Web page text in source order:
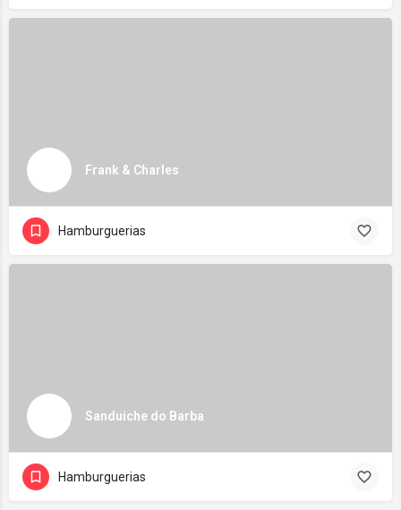
Frank & Charles
Hamburguerias
Sanduiche do Barba
Hamburguerias